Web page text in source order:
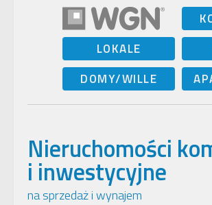
LOKALE
DOMY/WILLE
Nieruchomości
i inwestycyjne
na sprzedaż i wynajem